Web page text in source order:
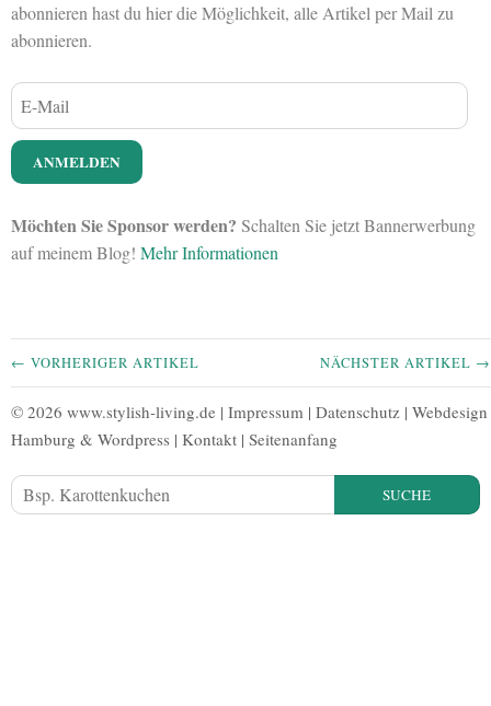
abonnieren hast du hier die Möglichkeit, alle Artikel per Mail zu
abonnieren.
Möchten Sie Sponsor werden? Schalten Sie jetzt Bannerwerbung
auf meinem Blog! Mehr Informationen
← VORHERIGER ARTIKEL NÄCHSTER ARTIKEL →
© 2026 www.stylish-living.de | Impressum | Datenschutz | Webdesign
Hamburg & Wordpress | Kontakt | Seitenanfang
SUCHE